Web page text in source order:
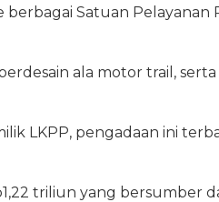
berbagai Satuan Pelayanan
ala motor trail,
LKPP, pengadaan ini
triliun yang bersumber